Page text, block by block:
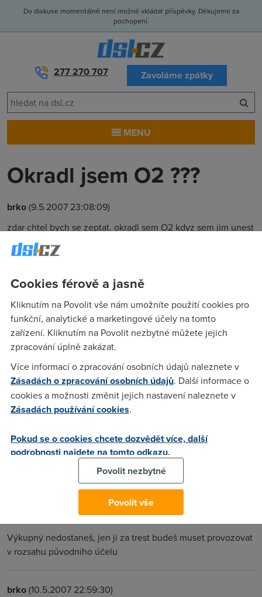
Do diskuse momentálně není možné vkládat příspěvky. Děkujeme za
pochopení.
277 270 707 Zavoláme zpátky
MENU
Okradl jsem O2 ???
brko(9.5.2007 23:08:09)
zdar chtel bych se zeptat. okradl sem O2 kdyz sem jim unest
telefoni budku???dostanu aji vykupny?
Nargon(9.5.2007 23:19:54)
Ne, zlodeje neokrades. Kdyz neco seberes zlodeji, tak se
tomu rika vraceni :)
:-D to je hodne dobry
Anonym(10.5.2007 08:18:50)
brko, ty kanče. OKAMŽITĚ TU BUDKU VRAT!!!!!!!!!!!!!!!!!!!!!!!!!!
Stejně si z ní doma nezavoláš a O2 kvůli tobě zkrachuje :-D
Jedině že by jsi si z ní udělal doma kadibudku. To by byla
alespoň k něčemu dobrá ;-)
(10.5.2007 11:18:49)
Výkupný nedostaneš, jen ji za trest budeš muset provozovat
v rozsahu původního účelu
brko(10.5.2007 22:59:30)
Cookies férově a jasně
Kliknutím na Povolit vše nám umožníte použití cookies pro
funkční, analytické a marketingové účely na tomto
zařízení. Kliknutím na Povolit nezbytné můžete jejich
zpracování úplně zakázat.
Více informací o zpracování osobních údajů naleznete v
Zásadách o zpracování osobních údajů. Další informace o
cookies a možnosti změnit jejich nastavení naleznete v
Zásadách používání cookies.
Pokud se o cookies chcete dozvědět více, další
podrobnosti najdete na tomto odkazu.
Povolit nezbytné
Povolit vše